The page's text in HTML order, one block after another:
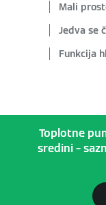
Mali
Jedva se
Funkcija
Toplotne
sredini –